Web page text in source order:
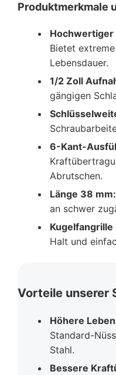
Produktmerkmale
Bietet
Lebensdauer.
1/2 Zoll
gängigen
6-Kant-
Abrutschen.
Länge 38 mm:
an schwer
Halt und
Vorteile unserer
Höhere
Standard-
Stahl.
Bessere